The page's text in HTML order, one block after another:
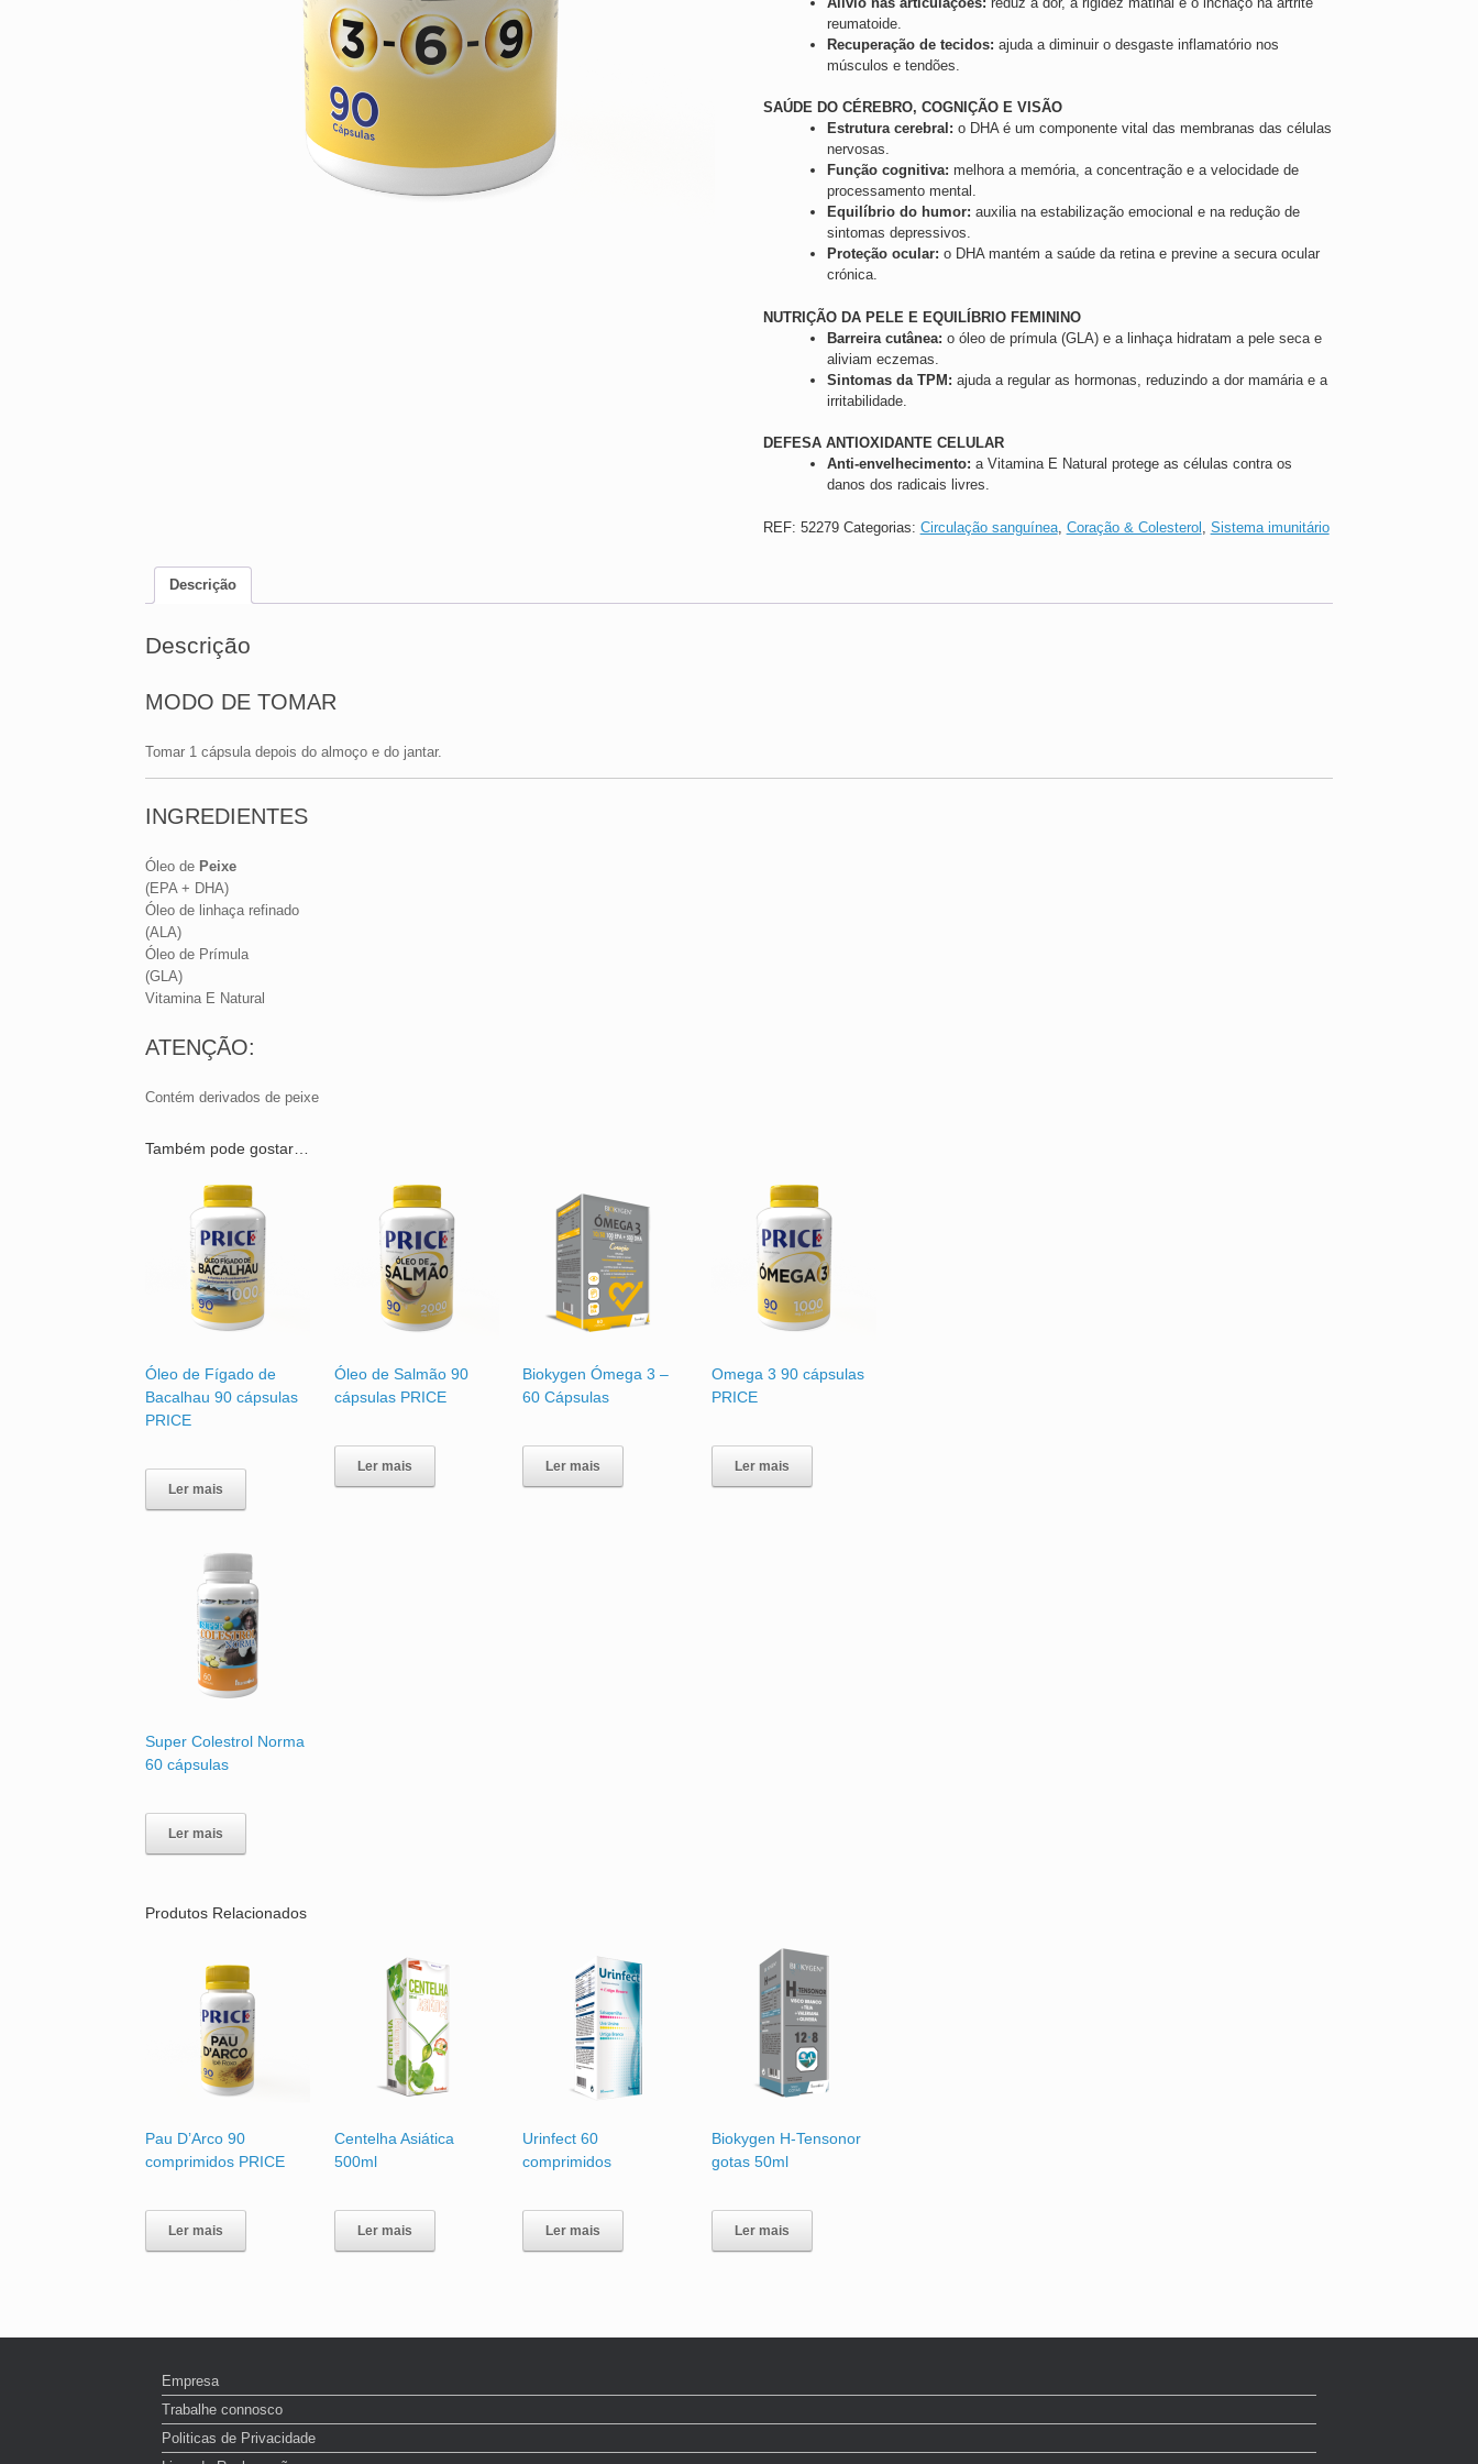
reumatoide.
Recuperação de tecidos: ajuda a diminuir o desgaste inflamatório nos
músculos e tendões.
SAÚDE DO CÉREBRO, COGNIÇÃO E VISÃO
Estrutura cerebral: o DHA é um componente vital das membranas das células
nervosas.
Função cognitiva: melhora a memória, a concentração e a velocidade de
processamento mental.
Equilíbrio do humor: auxilia na estabilização emocional e na redução de
sintomas depressivos.
Proteção ocular: o DHA mantém a saúde da retina e previne a secura ocular
crónica.
NUTRIÇÃO DA PELE E EQUILÍBRIO FEMININO
Barreira cutânea: o óleo de prímula (GLA) e a linhaça hidratam a pele seca e
aliviam eczemas.
Sintomas da TPM: ajuda a regular as hormonas, reduzindo a dor mamária e a
irritabilidade.
DEFESA ANTIOXIDANTE CELULAR
Anti-envelhecimento: a Vitamina E Natural protege as células contra os
danos dos radicais livres.
REF: 52279 Categorias: Circulação sanguínea, Coração & Colesterol Sistema imunitário
Descrição
Descrição
MODO DE TOMAR
Tomar 1 cápsula depois do almoço e do jantar.
INGREDIENTES
Óleo de Peixe
(EPA + DHA)
Óleo de linhaça refinado
(ALA)
Óleo de Prímula
(GLA)
Vitamina E Natural
ATENÇÃO:
Contém derivados de peixe
Também pode gostar…
Óleo de Fígado de
Bacalhau 90 cápsulas
PRICE
Ler mais
Óleo de Salmão 90
cápsulas PRICE
Ler mais
Biokygen Ómega 3 –
60 Cápsulas
Ler mais
Omega 3 90 cápsulas
PRICE
Ler mais
Super Colestrol Norma
60 cápsulas
Ler mais
Produtos Relacionados
Pau D’Arco 90
comprimidos PRICE
Ler mais
Centelha Asiática
500ml
Ler mais
Urinfect 60
comprimidos
Ler mais
Biokygen H-Tensonor
gotas 50ml
Ler mais
Empresa
Trabalhe connosco
Politicas de Privacidade